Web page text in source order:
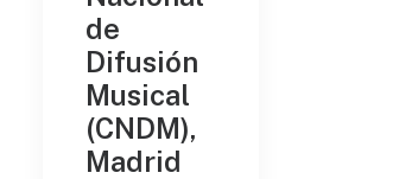
de
Difusión
Musical
(CNDM),
Madrid